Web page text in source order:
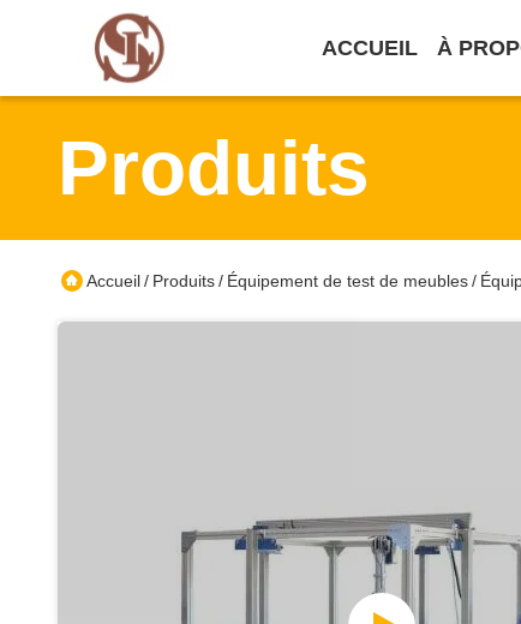
ACCUEIL À
Produits
Accueil/ Produits/ Équipement de test de meubles/